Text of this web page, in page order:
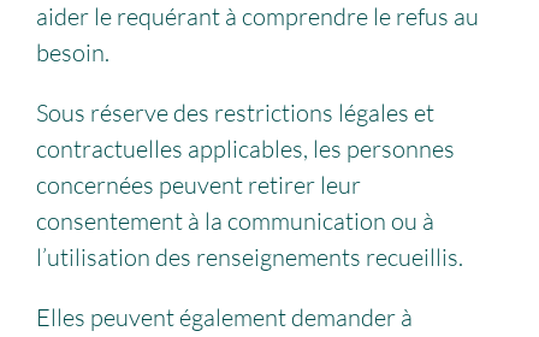
aider le requérant à comprendre le refus au
besoin.
Sous réserve des restrictions légales et
contractuelles applicables, les personnes
concernées peuvent retirer leur
consentement à la communication ou à
l’utilisation des renseignements recueillis.
Elles peuvent également demander à